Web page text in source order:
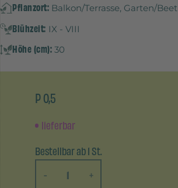
Pflanzort: Balkon/Terrasse, Garten/Beet
Blühzeit: IX - VIII
Höhe (cm): 30
P 0,5
lieferbar
Bestellbar ab 1 St.
-
+